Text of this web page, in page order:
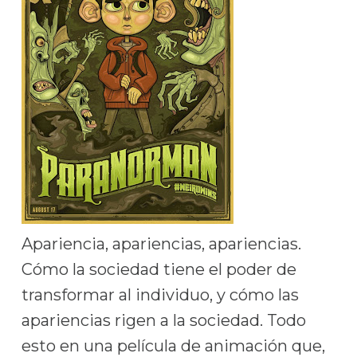
Apariencia, apariencias, apariencias.
Cómo la sociedad tiene el poder de
transformar al individuo, y cómo las
apariencias rigen a la sociedad. Todo
esto en una película de animación que,